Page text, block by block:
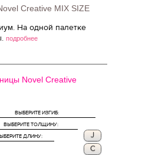
Creative MIX SIZE
На одной палетке
подробнее
Novel Creative
ВЫБЕРИТЕ ИЗГИБ:
ВЫБЕРИТЕ ТОЛЩИНУ:
ДЛИНУ:
J
C